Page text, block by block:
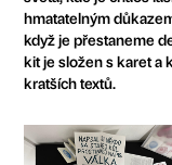
hmatatelným
když je přestaneme
kit je složen s karet a
kratších textů.